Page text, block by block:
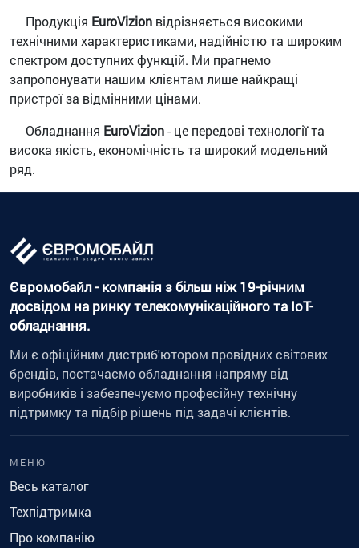
Продукція EuroVizion відрізняється високими
технічними характеристиками, надійністю та широким
спектром доступних функцій. Ми прагнемо
запропонувати нашим клієнтам лише найкращі
пристрої за відмінними цінами.
Обладнання EuroVizion- це передові технології та
висока якість, економічність та широкий модельний
ряд.
Євромобайл - компанія з більш ніж 19-річним
досвідом на ринку телекомунікаційного та IoT-
обладнання.
Ми є офіційним дистриб'ютором провідних світових
брендів, постачаємо обладнання напряму від
виробників і забезпечуємо професійну технічну
підтримку та підбір рішень під задачі клієнтів.
МЕНЮ
Весь каталог
Техпідтримка
Про компанію